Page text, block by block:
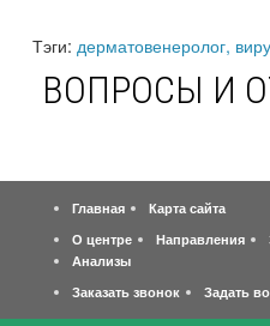
Тэги: дерматовенеролог,
ВОПРОСЫ И
Главная
Карта сайта
О центре
Направления
Анализы
Заказать звонок
Задать